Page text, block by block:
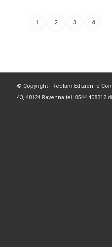
1 2 3 4
© Copyright - Reclam Edizioni e
43, 48124 Ravenna tel. 0544 408312